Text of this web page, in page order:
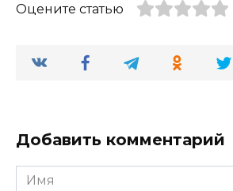
Оцените статью
Добавить комментарий
Имя